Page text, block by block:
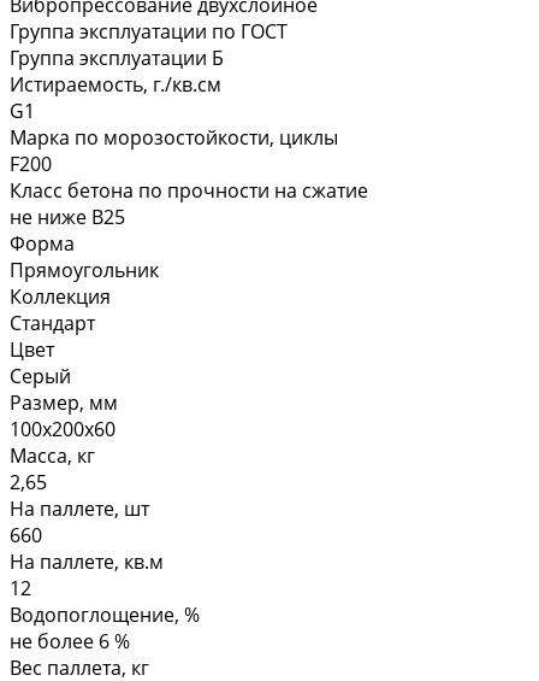
Группа эксплуатации по ГОСТ
Группа эксплуатации Б
Истираемость, г./кв.см
G1
Марка по морозостойкости, циклы
F200
Класс бетона по прочности на сжатие
не ниже В25
Форма
Прямоугольник
Коллекция
Стандарт
Цвет
Серый
Размер, мм
100х200х60
Масса, кг
2,65
На паллете, шт
660
На паллете, кв.м
12
Водопоглощение, %
не более 6 %
Вес паллета, кг